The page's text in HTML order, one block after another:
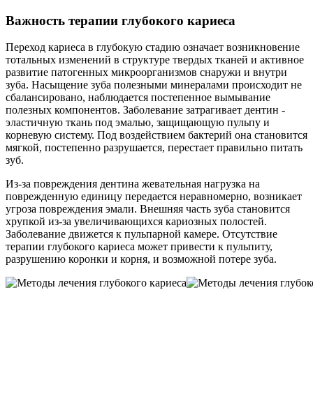
Важность терапии глубокого кариеса
Переход кариеса в глубокую стадию означает возникновение
тотальных изменений в структуре твердых тканей и активное
развитие патогенных микроорганизмов снаружи и внутри
зуба. Насыщение зуба полезными минералами происходит не
сбалансировано, наблюдается постепенное вымывание
полезных компонентов. Заболевание затрагивает дентин -
эластичную ткань под эмалью, защищающую пульпу и
корневую систему. Под воздействием бактерий она становится
мягкой, постепенно разрушается, перестает правильно питать
зуб.
Из-за повреждения дентина жевательная нагрузка на
поврежденную единицу передается неравномерно, возникает
угроза повреждения эмали. Внешняя часть зуба становится
хрупкой из-за увеличивающихся кариозных полостей.
Заболевание движется к пульпарной камере. Отсутствие
терапии глубокого кариеса может привести к пульпиту,
разрушению коронки и корня, и возможной потере зуба.